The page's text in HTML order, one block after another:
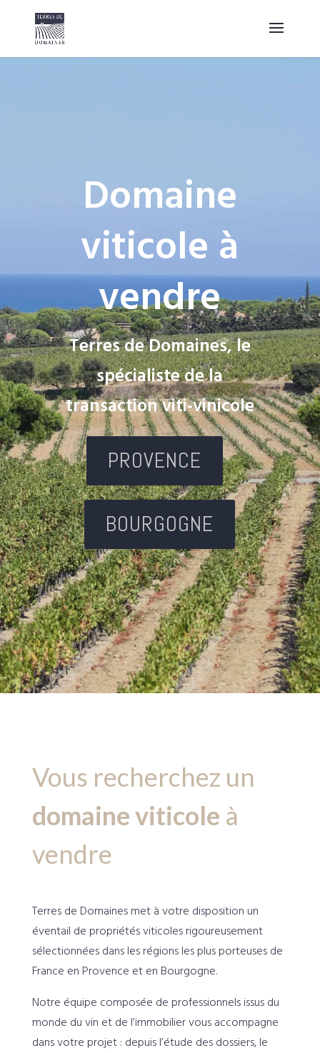
Domaine
viticole à
vendre
Terres de Domaines, le
spécialiste de la
transaction viti-vinicole
PROVENCE
BOURGOGNE
Vous recherchez un
domaine viticole à
vendre
Terres de Domaines met à votre disposition un
éventail de propriétés viticoles rigoureusement
sélectionnées dans les régions les plus porteuses de
France en Provence et en Bourgogne.
Notre équipe composée de professionnels issus du
monde du vin et de l’immobilier vous accompagne
dans votre projet : depuis l’étude des dossiers, le